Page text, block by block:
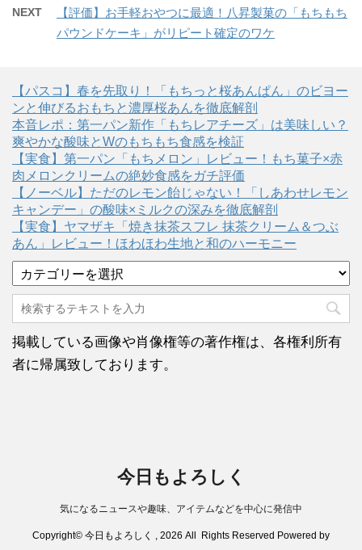
NEXT
【評価】お手軽おやつに最適！八昇製菓の「もちもち
パウンドケーキ」がリピート確定のワケ
【パスコ】春を先取り！「もちっと桜あんぱん」のビヨー
ンと伸びるおもちと濃厚桜あんを徹底解剖
本音レポ：第一パン新作「もちレアチーズ」は美味しい？
爽やかな酸味とWのもちもち食感を検証
【実食】第一パン「もちメロン」レビュー！もち菓子×赤
肉メロンクリームの絶妙食感をガチ評価
【ノーベル】ただのレモン飴じゃない！「しあわせレモン
キャンデー」の酸味×ミルクの深みを徹底解剖
【実食】ヤマザキ「焼き抹茶スフレ 抹茶クリーム＆つぶ
あん」レビュー！ほわほわ生地と和のハーモニー
テ
ゴ
リ
ー
掲載している画像や肖像権等の著作権は、各権利所有
者に帰属致しております。
今日もよろしく
気になるニュースや趣味、アイテムなどを中心に発信中
Copyright© 今日もよろしく , 2026 All Rights Reserved Powered by